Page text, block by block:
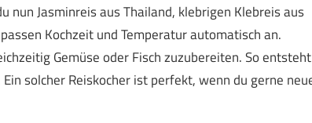
nun Jasminreis aus Thailand, klebrigen Klebreis aus
Kochzeit und Temperatur automatisch an.
Gemüse oder Fisch zuzubereiten. So entsteht
solcher Reiskocher ist perfekt, wenn du gerne